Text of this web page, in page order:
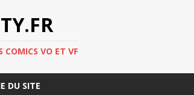
COMICS VO ET VF
DU SITE